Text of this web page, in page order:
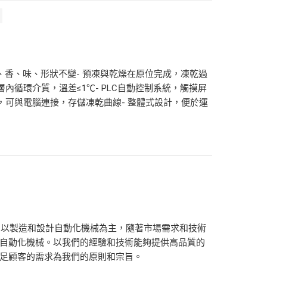
、味、形狀不變- 預凍與乾燥在原位完成，凍乾過
內循環介質，溫差≤1℃- PLC自動控制系統，觸摸屏
與電腦連接，存儲凍乾曲線- 整體式設計，便於運
製造和設計自動化機械為主，隨著市場需求和技術
動化機械。以我們的經驗和技術能夠提供高品質的
顧客的需求為我們的原則和宗旨。